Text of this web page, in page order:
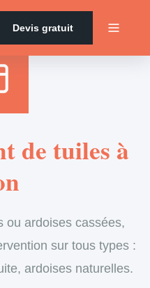
Devis gratuit
de tuiles à
ou ardoises cassées,
sur tous types :
ardoises naturelles.